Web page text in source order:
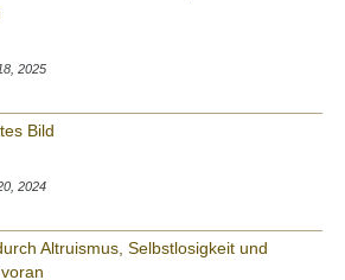
2025
Bild
2024
Altruismus, Selbstlosigkeit und